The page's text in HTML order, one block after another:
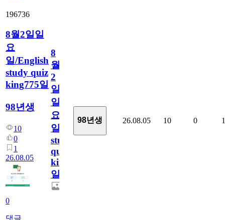
196736
8월2일일
요
일/English
study quiz
king775일
98년생
10
0
1
26.08.05
0
댓글
8
월
2
일
일
요
일/English
study
quiz
king775
일
98년생 26.08.05 10 0 1